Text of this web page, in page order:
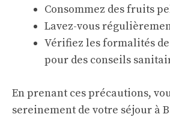
Consommez des fruits
Lavez-vous
Vérifiez lesformalités
pour des conseils
En prenant ces précautions,
sereinement de votre séjour à